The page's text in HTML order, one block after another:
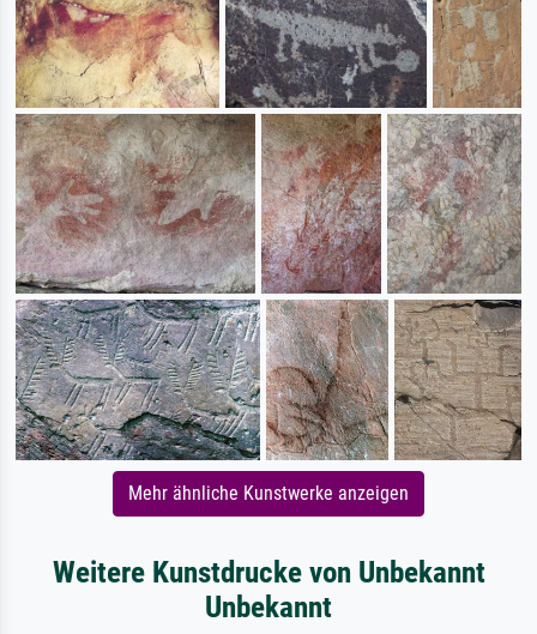
Mehr ähnliche Kunstwerke anzeigen
Weitere Kunstdrucke von Unbekannt
Unbekannt